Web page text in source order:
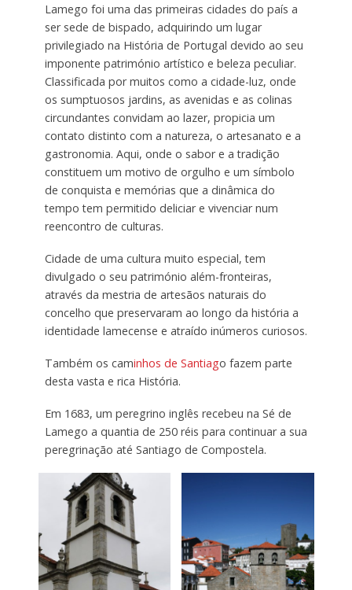
Lamego foi uma das primeiras cidades do país a
ser sede de bispado, adquirindo um lugar
privilegiado na História de Portugal devido ao seu
imponente património artístico e beleza peculiar.
Classificada por muitos como a cidade-luz, onde
os sumptuosos jardins, as avenidas e as colinas
circundantes convidam ao lazer, propicia um
contato distinto com a natureza, o artesanato e a
gastronomia. Aqui, onde o sabor e a tradição
constituem um motivo de orgulho e um símbolo
de conquista e memórias que a dinâmica do
tempo tem permitido deliciar e vivenciar num
reencontro de culturas.
Cidade de uma cultura muito especial, tem
divulgado o seu património além-fronteiras,
através da mestria de artesãos naturais do
concelho que preservaram ao longo da história a
identidade lamecense e atraído inúmeros curiosos.
Também os caminhos de Santiago fazem parte
desta vasta e rica História.
Em 1683, um peregrino inglês recebeu na Sé de
Lamego a quantia de 250 réis para continuar a sua
peregrinação até Santiago de Compostela.